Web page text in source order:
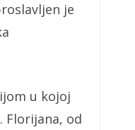
je
u kojoj
Florijana, od